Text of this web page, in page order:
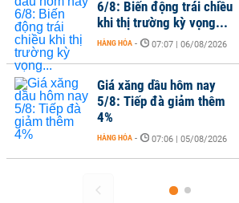
6/8: Biến động trái chiều
khi thị trường kỳ vọng...
HÀNG HÓA - 07:07 | 06/08/2026
Giá xăng dầu hôm nay
5/8: Tiếp đà giảm thêm
4%
HÀNG HÓA - 07:06 | 05/08/2026